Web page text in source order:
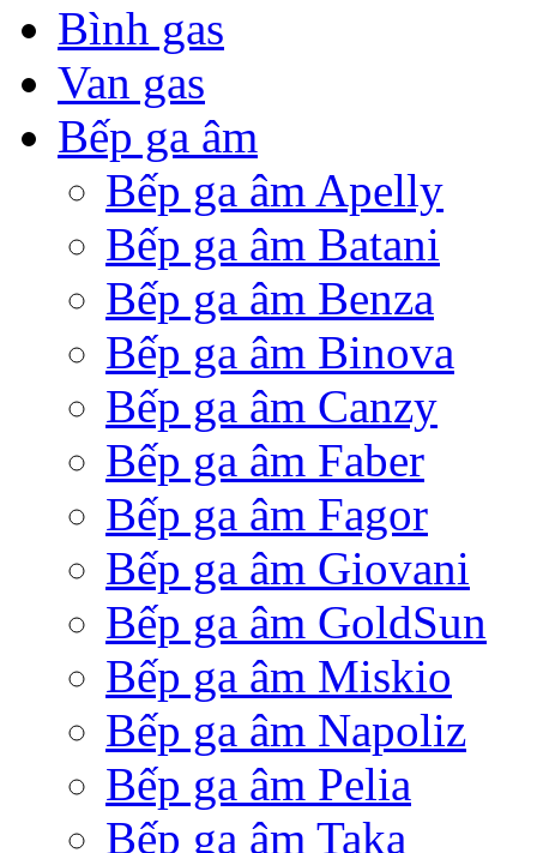
Bình gas
Van gas
Bếp ga âm
Bếp ga âm Apelly
Bếp ga âm Batani
Bếp ga âm Benza
Bếp ga âm Binova
Bếp ga âm Canzy
Bếp ga âm Faber
Bếp ga âm Fagor
Bếp ga âm Giovani
Bếp ga âm GoldSun
Bếp ga âm Miskio
Bếp ga âm Napoliz
Bếp ga âm Pelia
Bếp ga âm Taka